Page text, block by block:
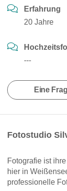
Erfahrung
20 Jahre
---
Eine
Fotostudio
Fotografie ist
hier in
professionelle